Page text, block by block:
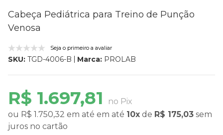
Cabeça Pediátrica para Treino de Punção
Venosa
Seja o primeiro a avaliar
SKU: TGD-4006-B Marca: PROLAB
R$ 1.697,81
no Pix
ou R$ 1.750,32 em até em até 10x de R$ 175,03 sem
juros no cartão